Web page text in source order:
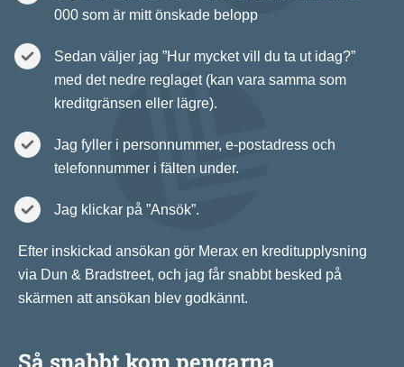
000 som är mitt önskade belopp
Sedan väljer jag ”Hur mycket vill du ta ut idag?”
med det nedre reglaget (kan vara samma som
kreditgränsen eller lägre).
Jag fyller i personnummer, e-postadress och
telefonnummer i fälten under.
Jag klickar på ”Ansök”.
Efter inskickad ansökan gör Merax en kreditupplysning
via Dun & Bradstreet, och jag får snabbt besked på
skärmen att ansökan blev godkännt.
Så snabbt kom pengarna